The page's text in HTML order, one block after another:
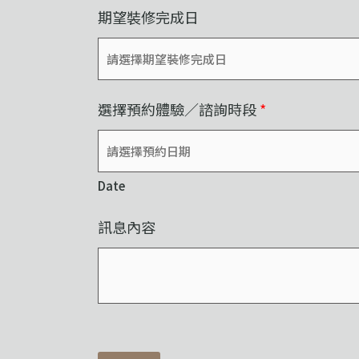
期望裝修完成日
選擇預約體驗／諮詢時段*
Date
訊息內容